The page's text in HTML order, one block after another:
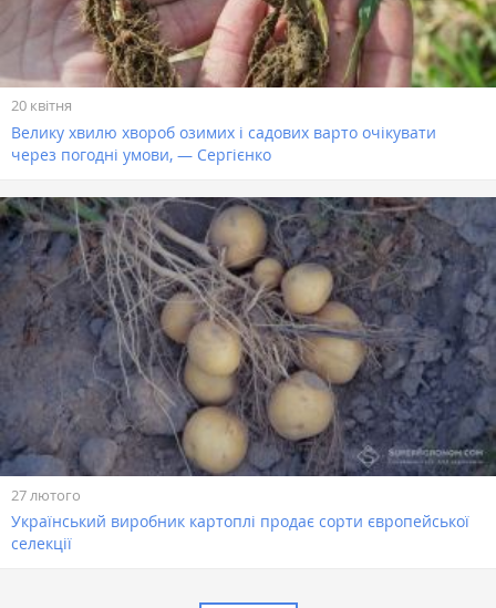
20 квітня
Велику хвилю хвороб озимих і садових варто очікувати
через погодні умови, — Сергієнко
27 лютого
Український виробник картоплі продає сорти європейської
селекції